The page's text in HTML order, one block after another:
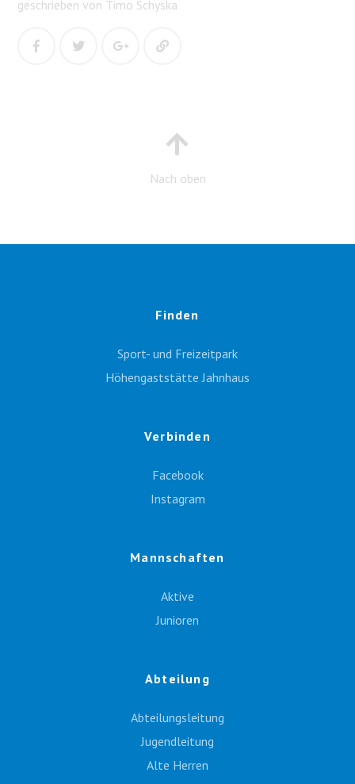
geschrieben von Timo Schyska
Nach oben
Finden
Sport- und Freizeitpark
Höhengaststätte Jahnhaus
Verbinden
Facebook
Instagram
Mannschaften
Aktive
Junioren
Abteilung
Abteilungsleitung
Jugendleitung
Alte Herren